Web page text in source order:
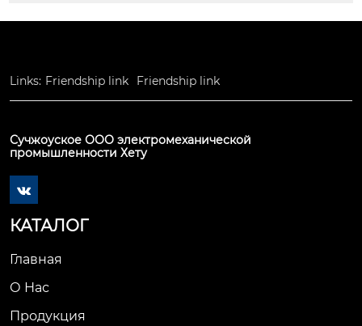
Links: Friendship link Friendship link
Сучжоуское ООО электромеханической
промышленности Хету

КАТАЛОГ
Главная
О Нас
Продукция